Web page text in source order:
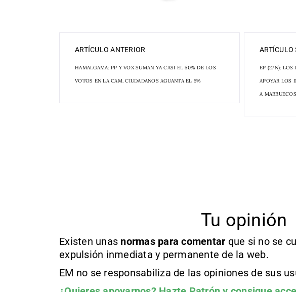
ARTÍCULO ANTERIOR
HAMALGAMA: PP Y VOX SUMAN YA CASI EL 50% DE LOS
VOTOS EN LA CAM. CIUDADANOS AGUANTA EL 5%
ARTÍCULO
EP (27N): LOS
APOYAR LOS
A MARRUECOS
Tu opinión
Existen unas normas para comentar que si no se
expulsión inmediata y permanente de la web.
EM no se responsabiliza de las opiniones de sus